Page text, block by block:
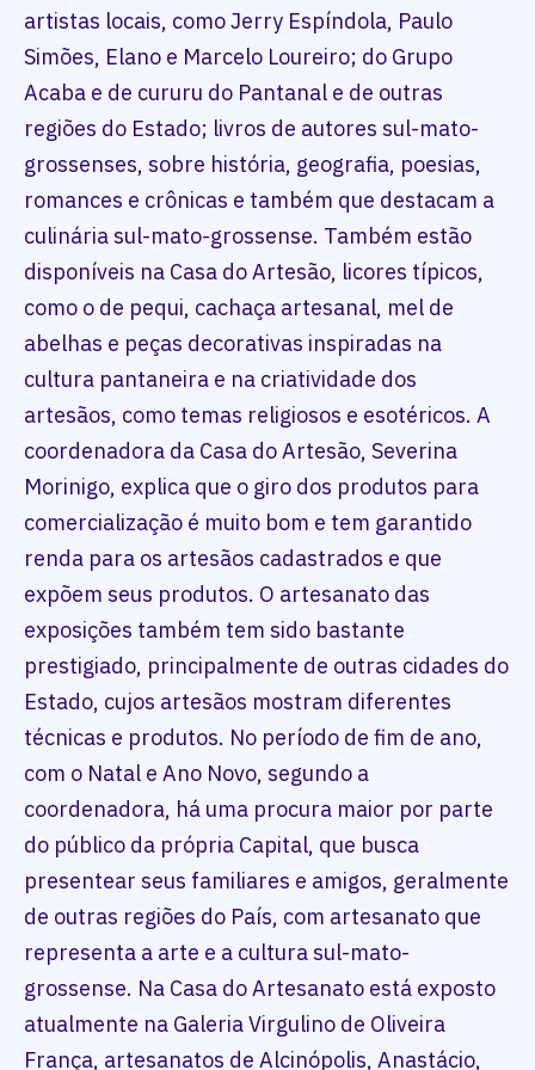
artistas locais, como Jerry Espíndola, Paulo
Simões, Elano e Marcelo Loureiro; do Grupo
Acaba e de cururu do Pantanal e de outras
regiões do Estado; livros de autores sul-mato-
grossenses, sobre história, geografia, poesias,
romances e crônicas e também que destacam a
culinária sul-mato-grossense. Também estão
disponíveis na Casa do Artesão, licores típicos,
como o de pequi, cachaça artesanal, mel de
abelhas e peças decorativas inspiradas na
cultura pantaneira e na criatividade dos
artesãos, como temas religiosos e esotéricos. A
coordenadora da Casa do Artesão, Severina
Morinigo, explica que o giro dos produtos para
comercialização é muito bom e tem garantido
renda para os artesãos cadastrados e que
expõem seus produtos. O artesanato das
exposições também tem sido bastante
prestigiado, principalmente de outras cidades do
Estado, cujos artesãos mostram diferentes
técnicas e produtos. No período de fim de ano,
com o Natal e Ano Novo, segundo a
coordenadora, há uma procura maior por parte
do público da própria Capital, que busca
presentear seus familiares e amigos, geralmente
de outras regiões do País, com artesanato que
representa a arte e a cultura sul-mato-
grossense. Na Casa do Artesanato está exposto
atualmente na Galeria Virgulino de Oliveira
França, artesanatos de Alcinópolis, Anastácio,